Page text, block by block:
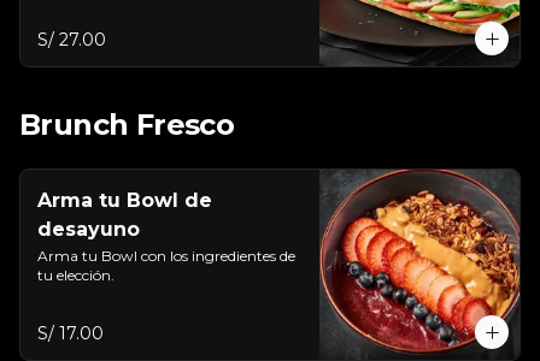
S/ 27.00
Brunch Fresco
Arma tu Bowl de
desayuno
Arma tu Bowl con los ingredientes de
tu elección.
S/ 17.00